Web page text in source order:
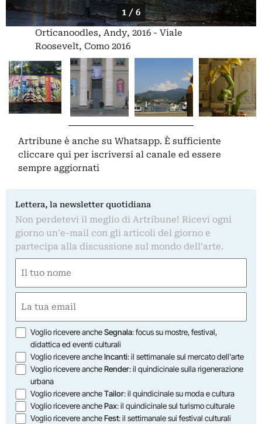
1 / 6
Orticanoodles, Andy, 2016 - Viale
Roosevelt, Como 2016
Artribune è anche su Whatsapp. È sufficiente
cliccare qui per iscriversi al canale ed essere
sempre aggiornati
Lettera, la newsletter quotidiana
Non perdetevi il meglio di Artribune! Ricevi ogni
giorno un'e-mail con gli articoli del giorno e
partecipa alla discussione sul mondo dell'arte.
(Required)
First
(Required)
Opzioni
Voglio ricevere ancheSegnala: focus su mostre, festival,
didattica ed eventi culturali
Voglio ricevere ancheIncanti: il settimanale sul mercato dell'arte
Voglio ricevere ancheRender: il quindicinale sulla rigenerazione
urbana
Voglio ricevere ancheTailor: il quindicinale su moda e cultura
Voglio ricevere anchePax: il quindicinale sul turismo culturale
Voglio ricevere ancheFest: il settimanale sui festival culturali